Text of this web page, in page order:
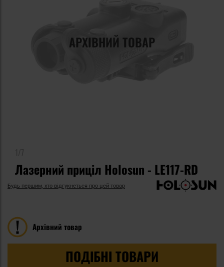
АРХІВНИЙ ТОВАР
Лазерний приціл Holosun - LE117-RD
Будь першим, хто відгукнеться про цей товар
Архівний товар
ПОДІБНІ ТОВАРИ